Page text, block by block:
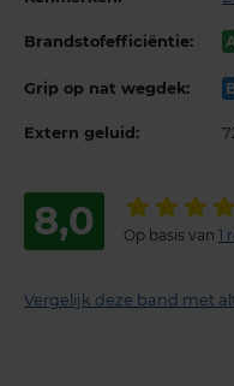
Brandstofefficiëntie:
Grip op nat wegdek:
Extern geluid:
8,0 Op basis van 1
Vergelijk deze band met